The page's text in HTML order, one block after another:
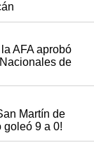
AFA aprobó
de
Martín de
goleó 9 a 0!